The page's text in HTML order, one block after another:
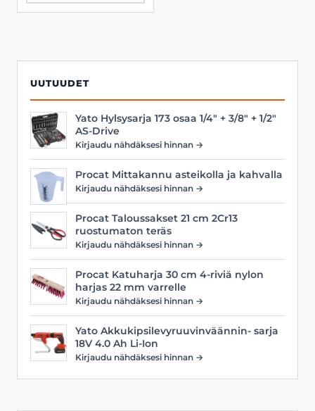
UUTUUDET
Yato Hylsysarja 173 osaa 1/4" + 3/8" + 1/2"
AS-Drive
Kirjaudu nähdäksesi hinnan →
Procat Mittakannu asteikolla ja kahvalla
Kirjaudu nähdäksesi hinnan →
Procat Taloussakset 21 cm 2Cr13
ruostumaton teräs
Kirjaudu nähdäksesi hinnan →
Procat Katuharja 30 cm 4-riviä nylon
harjas 22 mm varrelle
Kirjaudu nähdäksesi hinnan →
Yato Akkukipsilevyruuvinväännin- sarja
18V 4.0 Ah Li-Ion
Kirjaudu nähdäksesi hinnan →